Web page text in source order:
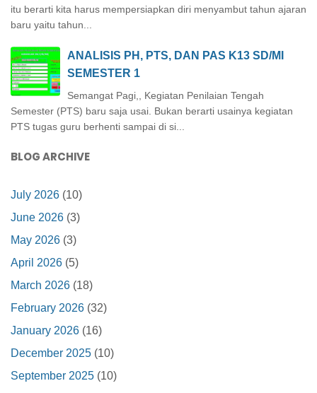
itu berarti kita harus mempersiapkan diri menyambut tahun ajaran
baru yaitu tahun...
ANALISIS PH, PTS, DAN PAS K13 SD/MI
SEMESTER 1
Semangat Pagi,, Kegiatan Penilaian Tengah
Semester (PTS) baru saja usai. Bukan berarti usainya kegiatan
PTS tugas guru berhenti sampai di si...
BLOG ARCHIVE
July 2026 (10)
June 2026 (3)
May 2026 (3)
April 2026 (5)
March 2026 (18)
February 2026 (32)
January 2026 (16)
December 2025 (10)
September 2025 (10)